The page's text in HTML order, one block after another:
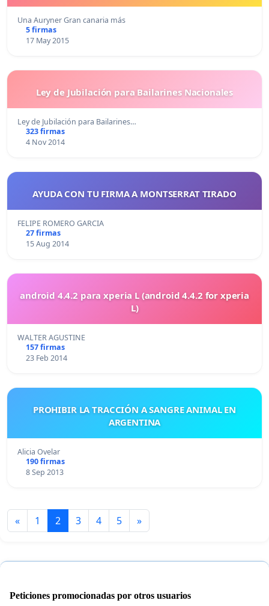
Una Auryner Gran canaria más
5 firmas
17 May 2015
Ley de Jubilación para Bailarines Nacionales
Ley de Jubilación para Bailarines…
323 firmas
4 Nov 2014
AYUDA CON TU FIRMA A MONTSERRAT TIRADO
FELIPE ROMERO GARCIA
27 firmas
15 Aug 2014
android 4.4.2 para xperia L (android 4.4.2 for xperia
L)
WALTER AGUSTINE
157 firmas
23 Feb 2014
PROHIBIR LA TRACCIÓN A SANGRE ANIMAL EN
ARGENTINA
Alicia Ovelar
190 firmas
8 Sep 2013
« 1 2 3 4 5 »
Peticiones promocionadas por otros usuarios